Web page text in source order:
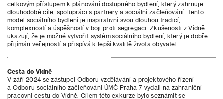
celkovým přístupem k plánování dostupného bydlení, který zahrnuje
dlouhodobé cíle, spolupráci s partnery a sociální začleňování. Tento
model sociálního bydlení je inspirativní svou dlouhou tradicí,
komplexností a úspěšností v boji proti segregaci. Zkušenosti z Vídně
ukazují, že je možné vytvořit systém sociálního bydlení, který je dobře
přijímán veřejností a přispívá k lepší kvalitě života obyvatel.
Cesta do Vídně
V září 2024 se zástupci Odboru vzdělávání a projektového řízení
a Odboru sociálního začleňování ÚMČ Praha 7 vydali na zahraniční
pracovní cestu do Vídně. Cílem této exkurze bylo seznámit se